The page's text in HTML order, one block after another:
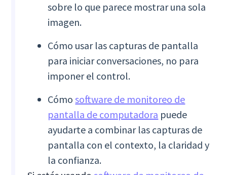
sobre lo que parece mostrar una sola
imagen.
Cómo usar las capturas de pantalla
para iniciar conversaciones, no para
imponer el control.
Cómosoftware de monitoreo de
pantalla de computadora puede
ayudarte a combinar las capturas de
pantalla con el contexto, la claridad y
la confianza.